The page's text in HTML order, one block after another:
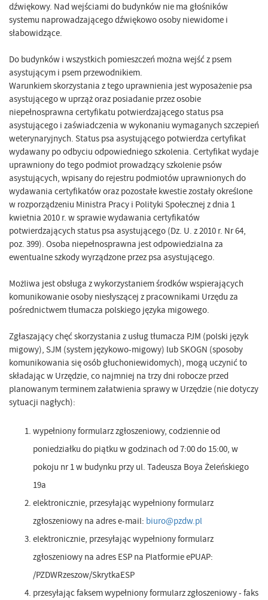
dźwiękowy. Nad wejściami do budynków nie ma głośników
systemu naprowadzającego dźwiękowo osoby niewidome i
słabowidzące.
Do budynków i wszystkich pomieszczeń można wejść z psem
asystującym i psem przewodnikiem.
Warunkiem skorzystania z tego uprawnienia jest wyposażenie psa
asystującego w uprząż oraz posiadanie przez osobie
niepełnosprawna certyfikatu potwierdzającego status psa
asystującego i zaświadczenia w wykonaniu wymaganych szczepień
weterynaryjnych. Status psa asystującego potwierdza certyfikat
wydawany po odbyciu odpowiedniego szkolenia. Certyfikat wydaje
uprawniony do tego podmiot prowadzący szkolenie psów
asystujących, wpisany do rejestru podmiotów uprawnionych do
wydawania certyfikatów oraz pozostałe kwestie zostały określone
w rozporządzeniu Ministra Pracy i Polityki Społecznej z dnia 1
kwietnia 2010 r. w sprawie wydawania certyfikatów
potwierdzających status psa asystującego (Dz. U. z 2010 r. Nr 64,
poz. 399). Osoba niepełnosprawna jest odpowiedzialna za
ewentualne szkody wyrządzone przez psa asystującego.
Możliwa jest obsługa z wykorzystaniem środków wspierających
komunikowanie osoby niesłyszącej z pracownikami Urzędu za
pośrednictwem tłumacza polskiego języka migowego.
Zgłaszający chęć skorzystania z usług tłumacza PJM (polski język
migowy), SJM (system językowo-migowy) lub SKOGN (sposoby
komunikowania się osób głuchoniewidomych), mogą uczynić to
składając w Urzędzie, co najmniej na trzy dni robocze przed
planowanym terminem załatwienia sprawy w Urzędzie (nie dotyczy
sytuacji nagłych):
wypełniony formularz zgłoszeniowy, codziennie od
poniedziałku do piątku w godzinach od 7:00 do 15:00, w
pokoju nr 1 w budynku przy ul. Tadeusza Boya Żeleńskiego
19a
elektronicznie, przesyłając wypełniony formularz
zgłoszeniowy na adres e-mail: biuro@pzdw.pl
elektronicznie, przesyłając wypełniony formularz
zgłoszeniowy na adres ESP na Platformie ePUAP:
/PZDWRzeszow/SkrytkaESP
przesyłając faksem wypełniony formularz zgłoszeniowy - faks